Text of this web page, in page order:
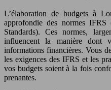
L’élaboration de budgets à
approfondie des normes IFRS
Standards). Ces normes,
influencent la manière dont
informations financières. Vous
les exigences des IFRS et les
vos budgets soient à la fois
prenantes.